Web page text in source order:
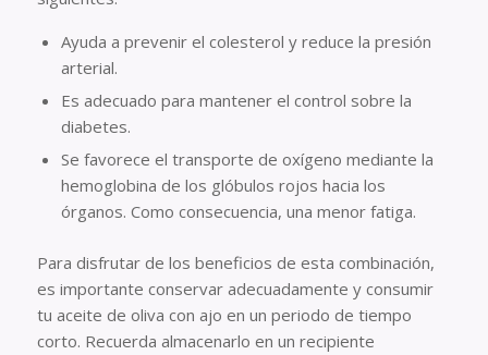
Ayuda a prevenir el colesterol y reduce la presión
arterial.
Es adecuado para mantener el control sobre la
diabetes.
Se favorece el transporte de oxígeno mediante la
hemoglobina de los glóbulos rojos hacia los
órganos. Como consecuencia, una menor fatiga.
Para disfrutar de los beneficios de esta combinación,
es importante conservar adecuadamente y consumir
tu aceite de oliva con ajo en un periodo de tiempo
corto. Recuerda almacenarlo en un recipiente